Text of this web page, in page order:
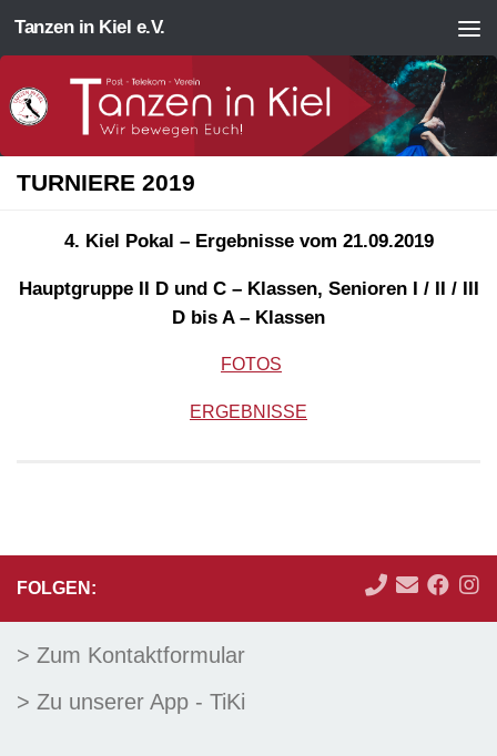
Zum Inhalt springen
Tanzen in Kiel e.V.
TURNIERE 2019
4. Kiel Pokal – Ergebnisse vom 21.09.2019
Hauptgruppe II D und C – Klassen, Senioren I / II / III
D bis A – Klassen
FOTOS
ERGEBNISSE
FOLGEN:
> Zum Kontaktformular
> Zu unserer App - TiKi